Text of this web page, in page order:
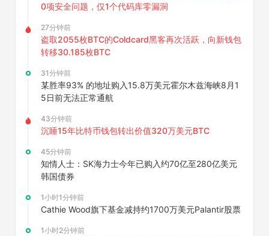
0项安全问题，仅1个代码库零漏洞
27分钟前
盗取2055枚BTC的Coldcard黑客再次活跃，向新钱包
转移30.185枚BTC
31分钟前
某胜率93% 的地址购入15.8万美元霍尔木兹海峡8月1
5日前无法正常通航
43分钟前
沉睡15年比特币钱包转出价值320万美元BTC
45分钟前
知情人士：SK海力士今年已购入约70亿至280亿美元
韩国债券
1小时1分钟前
Cathie Wood旗下基金减持约1700万美元Palantir股票
1小时2分钟前